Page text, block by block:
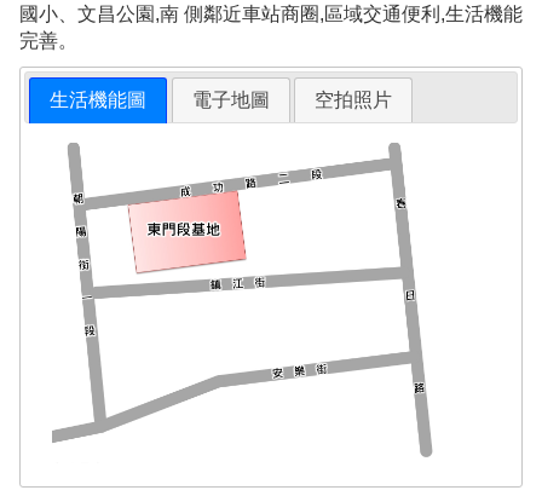
國小、文昌公園,南 側鄰近車站商圈,區域交通便利,生活機能
完善。
生活機能圖 電子地圖 空拍照片